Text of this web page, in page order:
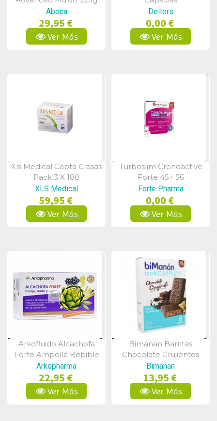
Aboca
29,95 €
Ver Más
Deiters
0,00 €
Ver Más
Vista Rápida
Xls Medical Capta Grasas
Pack 3 X 180
Comprimidos
XLS Medical
59,95 €
Ver Más
Vista Rápida
Turboslim Cronoactive
Forte 45+ 56
Comprimidos
Forte Pharma
0,00 €
Ver Más
Vista Rápida
Arkofluido Alcachofa
Forte Ampolla Bebible
15 Ml 20 Ampollas
Arkopharma
22,95 €
Ver Más
Vista Rápida
Bimanan Barritas
Chocolate Crujientes
Snack 280 G
Bimanan
13,95 €
Ver Más